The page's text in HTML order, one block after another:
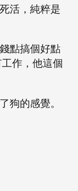
活，純粹是
點搞個好點
作，他這個
狗的感覺。